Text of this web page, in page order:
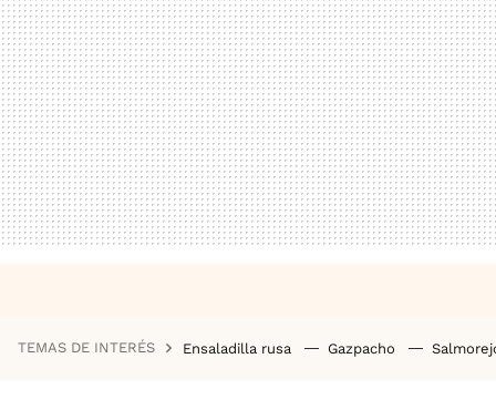
TEMAS DE INTERÉS Ensaladilla rusa Gazpacho